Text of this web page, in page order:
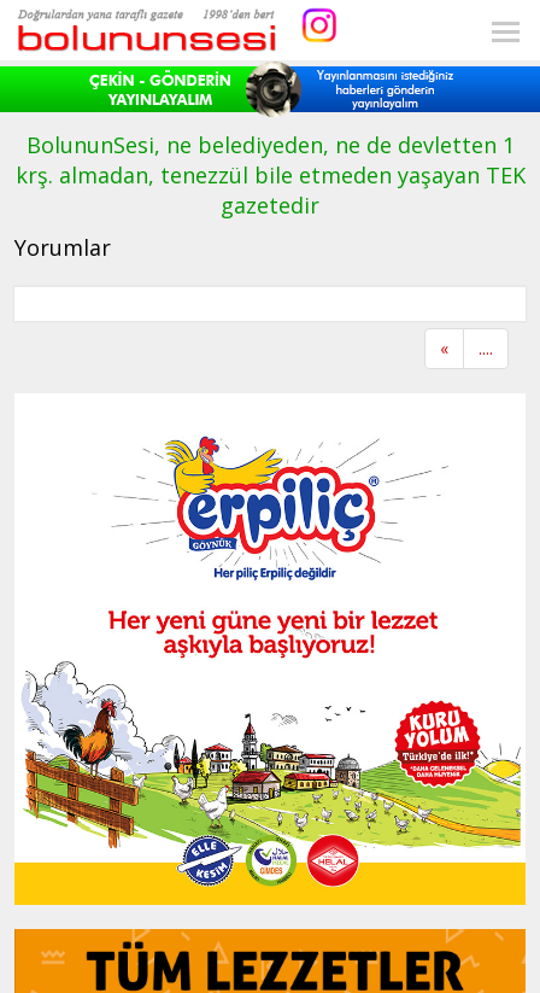
BolununSesi, ne belediyeden, ne de devletten 1
krş. almadan, tenezzül bile etmeden yaşayan TEK
gazetedir
Yorumlar
« ....